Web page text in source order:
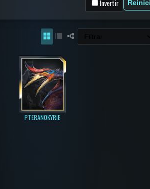
Invertir
PTERANOKYRIE